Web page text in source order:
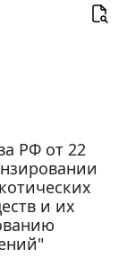
РФ от 22
и их